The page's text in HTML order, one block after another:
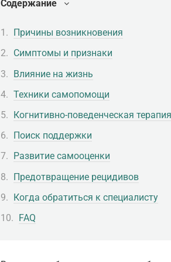
Содержание
Причины возникновения
Симптомы и признаки
Влияние на жизнь
Техники самопомощи
Когнитивно-поведенческая терапия
Поиск поддержки
Развитие самооценки
Предотвращение рецидивов
Когда обратиться к специалисту
FAQ